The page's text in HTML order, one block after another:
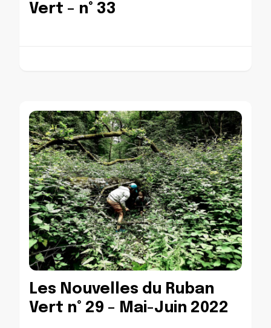
Vert – n° 33
Les Nouvelles du Ruban
Vert n° 29 – Mai-Juin 2022